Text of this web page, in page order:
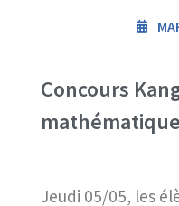
Concours
Jeudi 05/05, les